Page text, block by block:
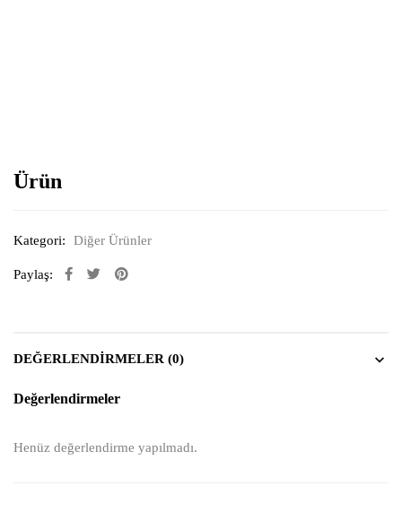
Ürün
Kategori: Diğer Ürünler
Paylaş:
DEĞERLENDIRMELER (0)
Değerlendirmeler
Henüz değerlendirme yapılmadı.